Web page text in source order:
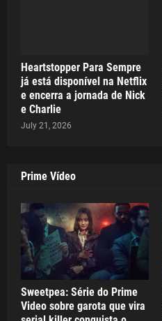
Heartstopper Para Sempre
já está disponível na Netflix
e encerra a jornada de Nick
e Charlie
July 21, 2026
Prime Vídeo
Sweetpea: Série do Prime
Video sobre garota que vira